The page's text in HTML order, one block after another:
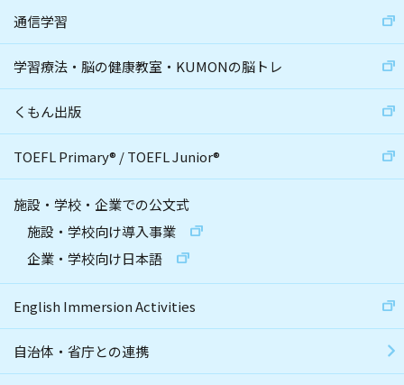
通信学習
学習療法・脳の健康教室・KUMONの脳トレ
くもん出版
TOEFL Primary® /TOEFL Junior®
施設・学校・企業での公文式
施設・学校向け導入事業
企業・学校向け日本語
English Immersion Activities
自治体・省庁との連携